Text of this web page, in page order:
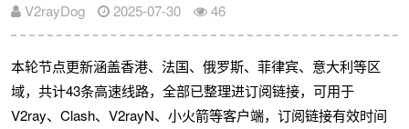
V2rayDog 2025-07-30 46
本轮节点更新涵盖香港、法国、俄罗斯、菲律宾、意大利等区
域，共计43条高速线路，全部已整理进订阅链接，可用于
V2ray、Clash、V2rayN、小火箭等客户端，订阅链接有效时间